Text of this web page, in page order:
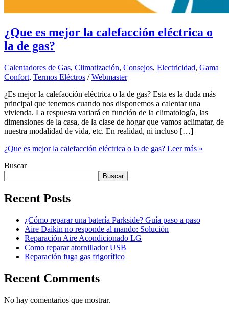
¿Que es mejor la calefacción eléctrica o
la de gas?
Calentadores de Gas, Climatización, Consejos, Electricidad, Gama
Confort, Termos Eléctros /Webmaster
¿Es mejor la calefacción eléctrica o la de gas? Esta es la duda más
principal que tenemos cuando nos disponemos a calentar una
vivienda. La respuesta variará en función de la climatología, las
dimensiones de la casa, de la clase de hogar que vamos aclimatar, de
nuestra modalidad de vida, etc. En realidad, ni incluso […]
¿Que es mejor la calefacción eléctrica o la de gas? Leer más »
Buscar
Buscar
Recent Posts
¿Cómo reparar una batería Parkside? Guía paso a paso
Aire Daikin no responde al mando: Solución
Reparación Aire Acondicionado LG
Como reparar atornillador USB
Reparación fuga gas frigorífico
Recent Comments
No hay comentarios que mostrar.